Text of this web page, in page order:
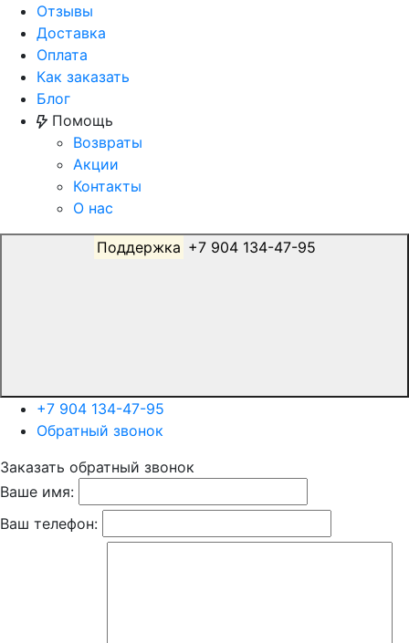
Отзывы
Доставка
Оплата
Как заказать
Блог
Помощь
Возвраты
Акции
Контакты
О нас
Поддержка
+7 904 134-47-95
Обратный звонок
Заказать обратный звонок
Ваше имя:
Ваш телефон: